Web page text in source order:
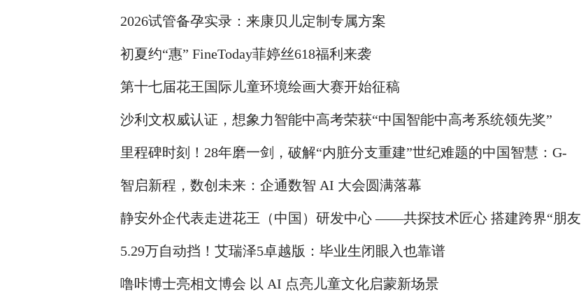
2026试管备孕实录：来康贝儿定制专属方案
初夏约“惠” FineToday菲婷丝618福利来袭
第十七届花王国际儿童环境绘画大赛开始征稿
沙利文权威认证，想象力智能中高考荣获“中国智能中高考系统领先奖”
里程碑时刻！28年磨一剑，破解“内脏分支重建”世纪难题的中国智慧：G-
Branch全球发布
智启新程，数创未来：企通数智 AI 大会圆满落幕
静安外企代表走进花王（中国）研发中心 ——共探技术匠心 搭建跨界“朋友
5.29万自动挡！艾瑞泽5卓越版：毕业生闭眼入也靠谱
噜咔博士亮相文博会 以 AI 点亮儿童文化启蒙新场景